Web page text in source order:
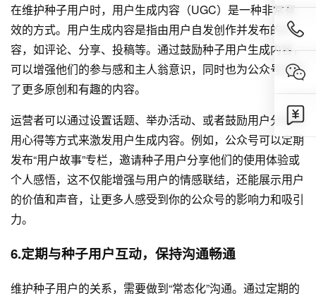
在维护种子用户时，用户生成内容（UGC）是一种非常有
效的方式。用户生成内容是指由用户自发创作并发布的内
容，如评论、分享、投稿等。通过鼓励种子用户生成内容，
可以增强他们的参与感和主人翁意识，同时也为公众号创造
了更多原创和有趣的内容。
运营者可以通过设置话题、举办活动、或者鼓励用户分享使
用心得等方式来激发用户生成内容。例如，公众号可以定期
发布“用户故事”专栏，邀请种子用户分享他们的使用体验或
个人感悟，这不仅能增强与用户的情感联结，还能展示用户
的价值和声音，让更多人感受到你的公众号的影响力和吸引
力。
6.定期与种子用户互动，保持沟通畅通
维护种子用户的关系，需要做到“常态化”沟通。通过定期的